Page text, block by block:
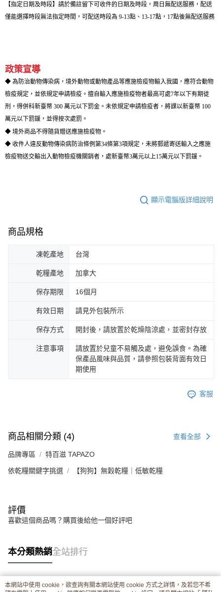
【指定日期及時段】請於備註留下可收件的日期及時段，周日無配送服務，配送
僅能選擇時段無法指定時間，可配送時段為 9-13點、13-17點，17點後無配送服務
政策宣導
◆ 為防治動物傳染病，境外動物或動物產品等應施檢疫物輸入我國，應符合動物
檢疫規定，並依規定申請檢疫。擅自輸入應施檢疫物者最高可處7年以下有期徒
刑，得併科新臺幣 300 萬元以下罰金。未依規定申請檢疫者，將課以新臺幣 100
萬元以下罰鍰，並得按次處罰。
◆ 境外商品不得隨貨贈送應施檢疫物。
◆ 收件人違反動物傳染病防治條例第34條第3項規定，未將郵遞寄送輸入之應施
檢疫物送交輸出入動物檢疫機關銷者，處新臺幣3萬元以上15萬元以下罰鍰。
顯示電腦版詳細說明
商品規格
凍乾產地 台灣
乾糧產地 加拿大
保存期限 16個月
有效日期 請見外包裝所示
保存方式 開封後，請放置於乾燥陰涼處，並密封存放
注意事項
請放置於兒童不易觸及處，避免誤食。為確
保產品風味與品質，請參照包裝背面有效日
期使用
客服
商品相關分類 (4) 查看全部
品牌專區 特百滋 TAPAZO
依乾糧關鍵字挑選 【狗狗】無穀乾糧｜低敏乾糧
評價
喜歡這個商品嗎？購買後給他一個好評吧
本分類熱銷全站排行
本網站中使用 cookie，欲查詢有關本網站使用 cookie 方式之詳情，及若您不希